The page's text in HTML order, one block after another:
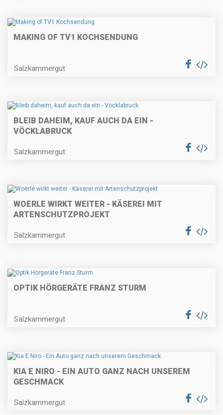
MAKING OF TV1 KOCHSENDUNG
Salzkammergut
BLEIB DAHEIM, KAUF AUCH DA EIN -
VÖCKLABRUCK
Salzkammergut
WOERLE WIRKT WEITER - KÄSEREI MIT
ARTENSCHUTZPROJEKT
Salzkammergut
OPTIK HÖRGERÄTE FRANZ STURM
Salzkammergut
KIA E NIRO - EIN AUTO GANZ NACH UNSEREM
GESCHMACK
Salzkammergut